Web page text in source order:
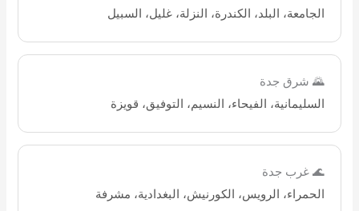
الجامعة، البلد، الكندرة، النزلة، غليل، السبيل
🌄 شرق جدة
السليمانية، الفيحاء، النسيم، التوفيق، قويزة
🌊 غرب جدة
الحمراء، الرويس، الكورنيش، البغدادية، مشرفة